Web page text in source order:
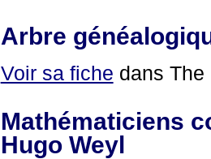
Arbre
Voir sa fiche dans
Mathématiciens
Hugo Weyl